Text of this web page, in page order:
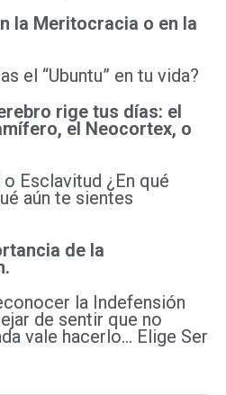
la Meritocracia o en la
el “Ubuntu” en tu vida?
rige tus días: el
el Neocortex, o
Esclavitud ¿En qué
aún te sientes
de la
la Indefensión
de sentir que no
vale hacerlo... Elige Ser